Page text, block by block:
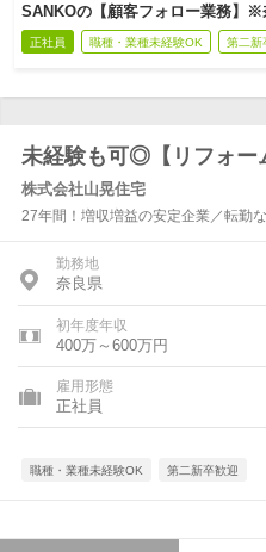
SANKOの【顧客フォロー業務】※
正社員 職種・業種未経験OK 第二新
未経験も可◎【リフォー
株式会社山晃住宅
27年間！増収増益の安定企業／転勤
勤務地
奈良県
初年度年収
400万～600万円
雇用形態
正社員
職種・業種未経験OK 第二新卒歓迎